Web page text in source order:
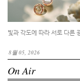
빛과 각도에 따라 서로 다른
8월 05, 2026
On Air